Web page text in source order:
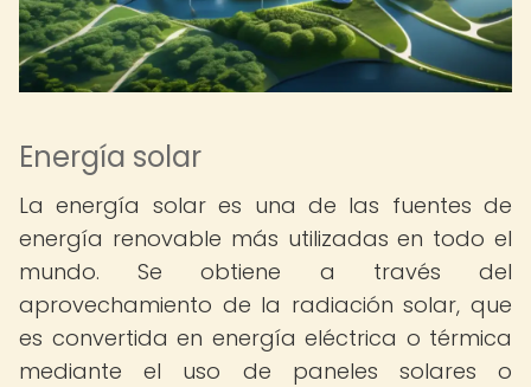
Energía solar
La energía solar es una de las fuentes de
energía renovable más utilizadas en todo el
mundo. Se obtiene a través del
aprovechamiento de la radiación solar, que
es convertida en energía eléctrica o térmica
mediante el uso de paneles solares o